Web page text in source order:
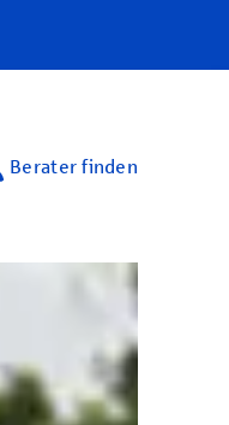
Berater finden